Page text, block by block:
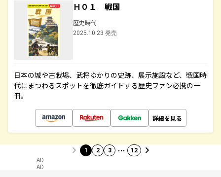
Ｈ０１ 戦国
歴史時代
2025.10.23 発売
日本の城や古戦場、武将ゆかりの史跡、展示施設など、戦国時
代にまつわるスポットを徹底ガイドする歴史ファン必携の一
冊。
詳細を見る
1 2 3 … 12
AD
AD